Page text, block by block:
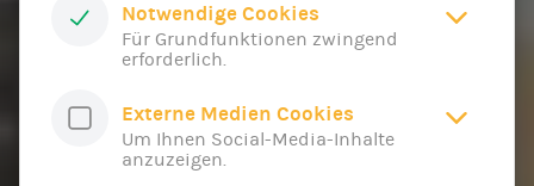
Notwendige Cookies
Für Grundfunktionen zwingend
erforderlich.
Externe Medien Cookies
Um Ihnen Social-Media-Inhalte
anzuzeigen.